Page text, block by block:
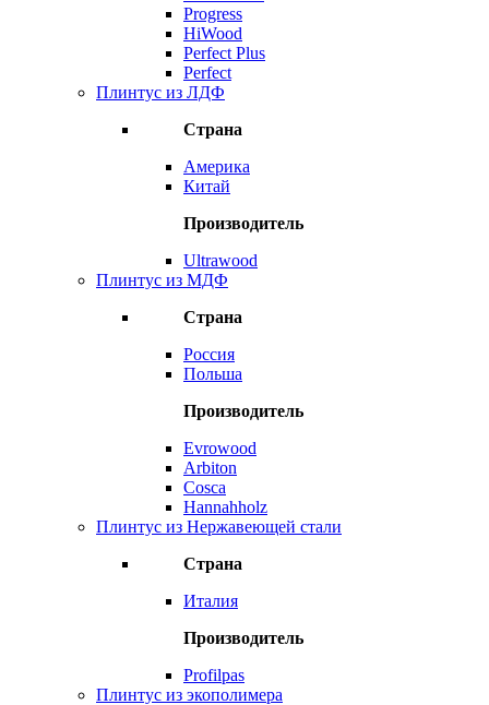
Progress
HiWood
Perfect Plus
Perfect
Плинтус из ЛДФ
Страна
Америка
Китай
Производитель
Ultrawood
Плинтус из МДФ
Страна
Россия
Польша
Производитель
Evrowood
Arbiton
Cosca
Hannahholz
Плинтус из Нержавеющей стали
Страна
Италия
Производитель
Profilpas
Плинтус из экополимера